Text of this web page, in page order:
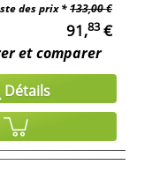
des prix *133,00 €
91,83€
et comparer
Détails